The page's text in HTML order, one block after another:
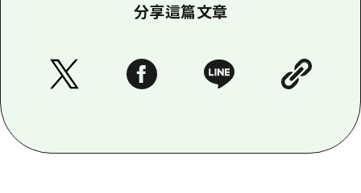
分享這篇文章